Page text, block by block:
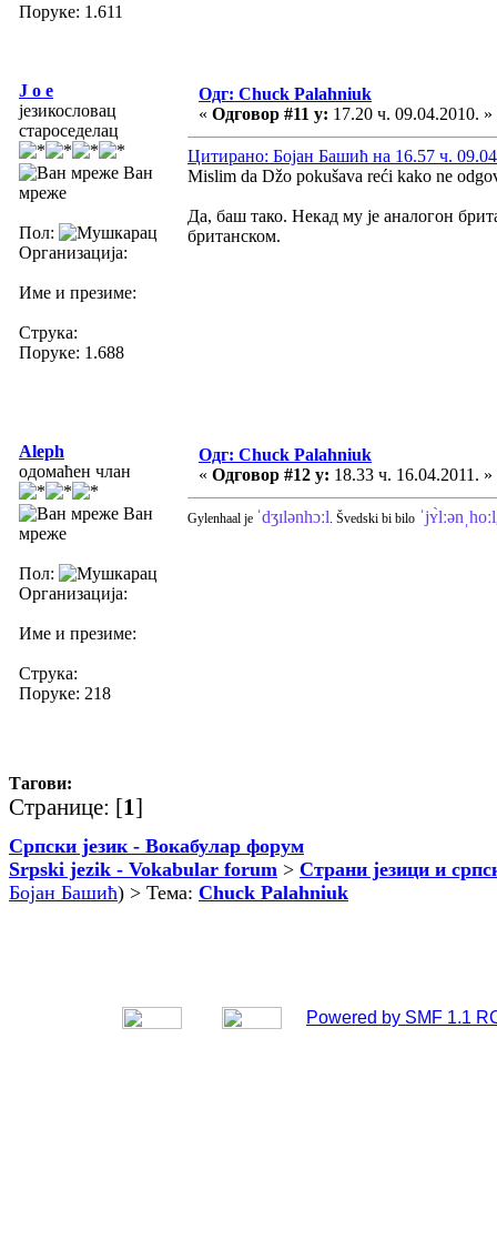
Поруке: 1.611
J o e
језикословац
староседелац
Ван
мреже
Пол:
Организација:
Име и презиме:
Струка:
Поруке: 1.688
Одг: Chuck Palahniuk
« Одговор #11 у: 17.20 ч. 09.04.2010. »
Цитирано: Бојан Башић на 16.57 ч.
Mislim da Džo pokušava reći kako ne
Да, баш тако. Некад му је аналогон
британском.
Aleph
одомаћен члан
Ван
мреже
Пол:
Организација:
Име и презиме:
Струка:
Поруке: 218
Одг: Chuck Palahniuk
« Одговор #12 у: 18.33 ч. 16.04.2011. »
Gylenhaal je ˈdʒɪlənhɔːl. Švedski bi bilo ˈjʏ̀lːənˌhoːl
Тагови:
Странице: [1]
Српски језик - Вокабулар форум
Srpski jezik - Vokabular forum > Страни језици и
Бојан Башић) > Тема: Chuck Palahniuk
Powered by SMF 1.1